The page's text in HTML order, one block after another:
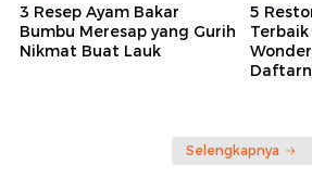
3 Resep Ayam Bakar
Bumbu Meresap yang Gurih
Nikmat Buat Lauk
5
Selengkapnya